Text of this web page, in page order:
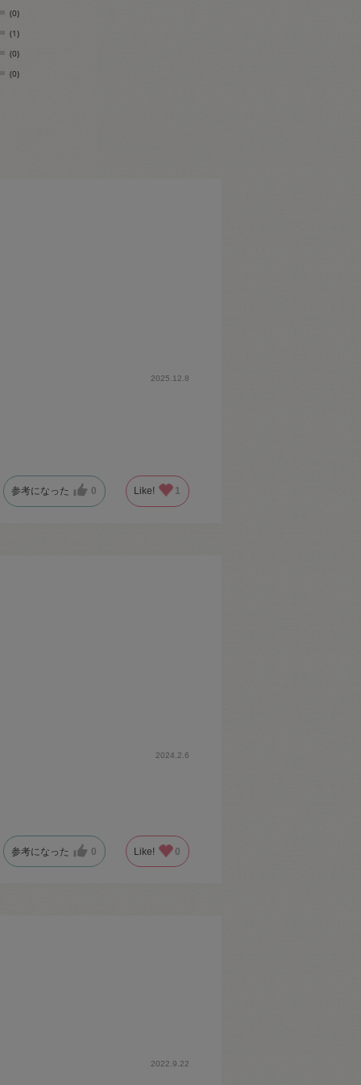
(0)
(1)
(0)
(0)
2025.12.8
参考になった 0 Like! 1
2024.2.6
参考になった 0 Like! 0
2022.9.22